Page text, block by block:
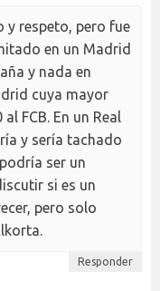
y respeto, pero fue
en un Madrid
y nada en
cuya mayor
FCB. En un Real
y sería tachado
ser un
si es un
pero solo
Responder